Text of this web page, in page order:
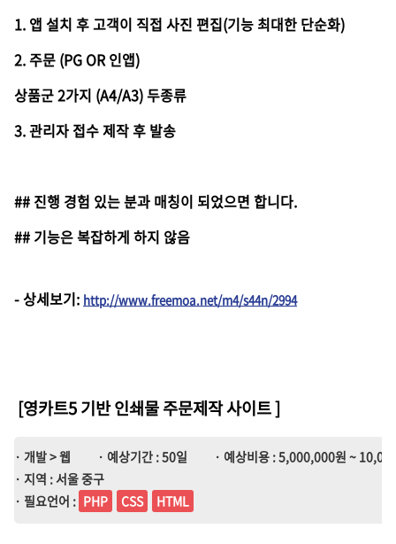
1. 앱 설치 후 고객이 직접 사진 편집(기능 최대한 단순화)
2. 주문 (PG OR 인앱)
상품군 2가지 (A4/A3) 두종류
3. 관리자 접수 제작 후 발송
## 진행 경험 있는 분과 매칭이 되었으면 합니다.
## 기능은 복잡하게 하지 않음
-상세보기: http://www.freemoa.net/m4/s44n/2994
[영카트5 기반 인쇄물 주문제작 사이트]
· 개발 > 웹 · 예상기간 : 50일
· 예상비용 : 5,000,000원 ~
· 지역 : 서울 중구
· 필요언어 : PHP CSS HTML